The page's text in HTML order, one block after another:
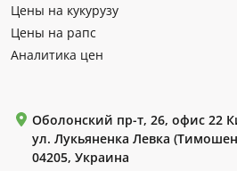
Цены на кукурузу
Цены на рапс
Аналитика цен
Оболонский пр-т, 26, офис 22
ул. Лукьяненка Левка
04205, Украина